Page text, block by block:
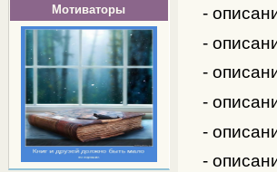
Мотиваторы
-
-
-
-
-
-